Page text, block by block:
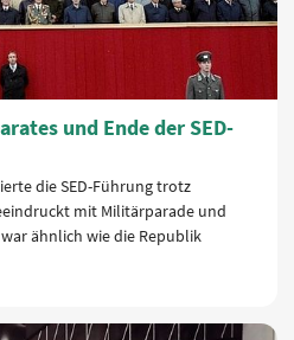
und Ende der SED-
die SED-Führung trotz
mit Militärparade und
ähnlich wie die Republik